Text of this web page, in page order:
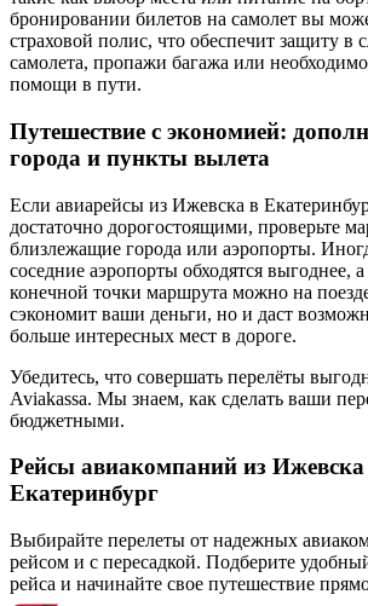
бронировании билетов на самолет вы
страховой полис, что обеспечит защиту в
самолета, пропажи багажа или
помощи в пути.
Путешествие с экономией:
города и пункты вылета
Если авиарейсы из Ижевска в
достаточно дорогостоящими, проверьте
близлежащие города или аэропорты.
соседние аэропорты обходятся выгоднее, а
конечной точки маршрута можно на
сэкономит ваши деньги, но и даст
больше интересных мест в дороге.
Убедитесь, что совершать перелёты
Aviakassa. Мы знаем, как сделать ваши
бюджетными.
Рейсы авиакомпаний из Ижевска
Екатеринбург
Выбирайте перелеты от надежных
рейсом и с пересадкой. Подберите
рейса и начинайте свое путешествие